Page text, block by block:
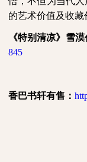
的艺术价值及收藏
《特别清凉》雪漠
845
香巴书轩有售：